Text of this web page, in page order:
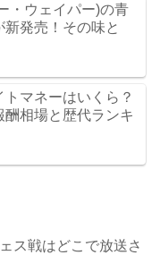
・ウェイパー)の青
発売！その味と
マネーはいくら？
酬相場と歴代ランキ
ス戦はどこで放送さ